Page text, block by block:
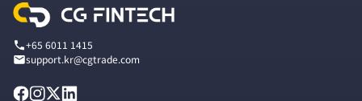
+65 6011 1415
support.kr@cgtrade.com